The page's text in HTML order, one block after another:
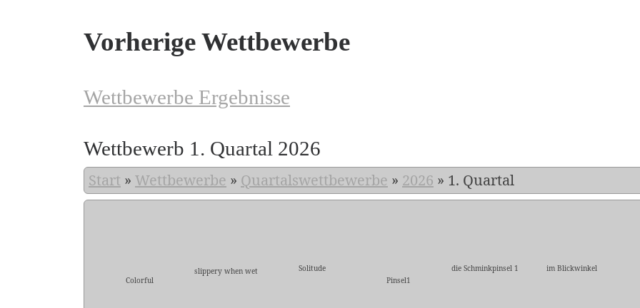
Vorherige Wettbewerbe
Wettbewerbe Ergebnisse
Wettbewerb 1. Quartal 2026
Start » Wettbewerbe » Quartalswettbewerbe » 2026 » 1. Quartal
Colorful
slippery when wet
Solitude
Pinsel1
die Schminkpinsel 1
im Blickwinkel